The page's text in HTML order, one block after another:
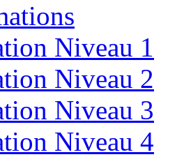
Niveau 1
Niveau 2
Niveau 3
Niveau 4